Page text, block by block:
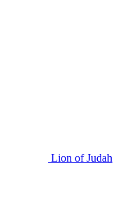
Lion of Judah